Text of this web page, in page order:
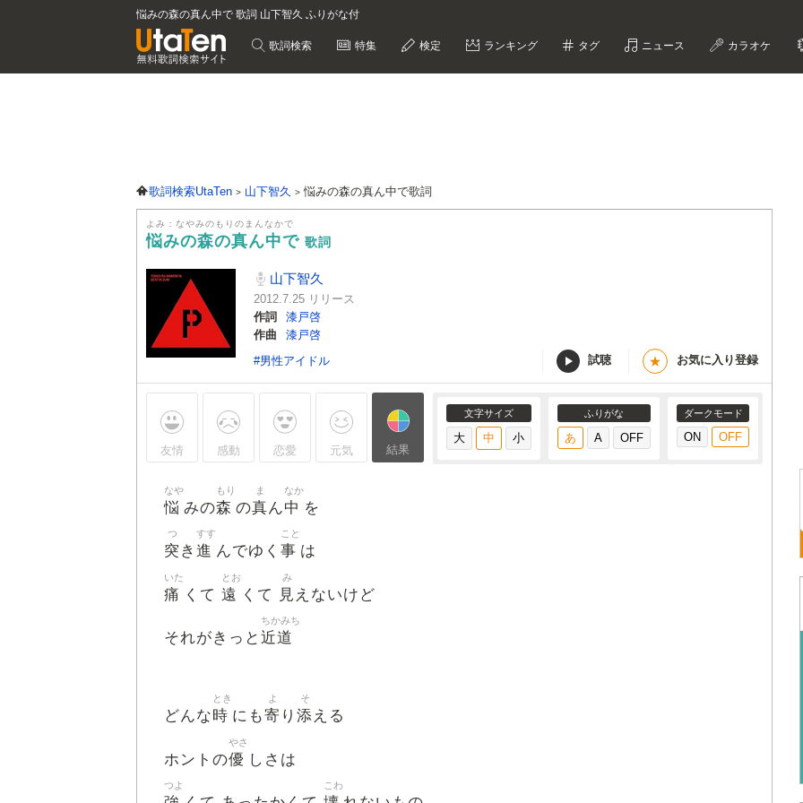
悩みの森の真ん中で 歌詞 山下智久 ふりがな付
歌詞検索 特集 検定 ランキング タグ ニュース カラオケ
歌詞検索UtaTen 山下智久 悩みの森の真ん中で歌詞
よみ：なやみのもりのまんなかで
悩みの森の真ん中で 歌詞
山下智久
2012.7.25 リリース
作詞
漆戸啓
作曲
漆戸啓
#男性アイドル
試聴 ★ お気に入り登録
友情 感動 恋愛 元気 結果
文字サイズ ふりがな ダークモード
悩
なや
みの森
もり
の真
ま
ん中
なか
を
突
つ
き 進
すす
んでゆく 事
こと
は
痛
いた
くて 遠
とお
くて 見
み
えないけど
それがきっと 近道
ちかみち
どんな時
とき
にも寄
よ
り 添
そ
える
ホントの優
やさ
しさは
つよ こわ